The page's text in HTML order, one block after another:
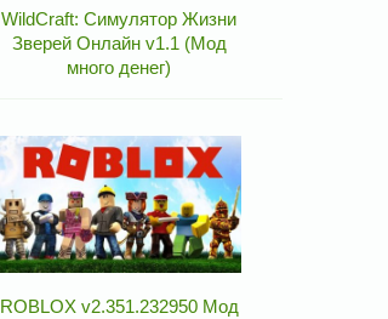
WildCraft: Симулятор Жизни
Зверей Онлайн v1.1 (Мод
много денег)
ROBLOX v2.351.232950 Мод